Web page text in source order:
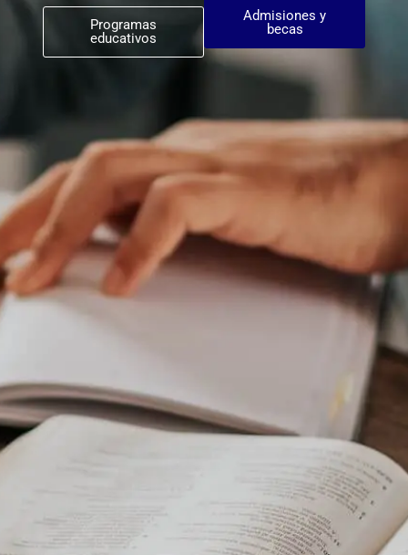
Programas
educativos
Admisiones y
becas